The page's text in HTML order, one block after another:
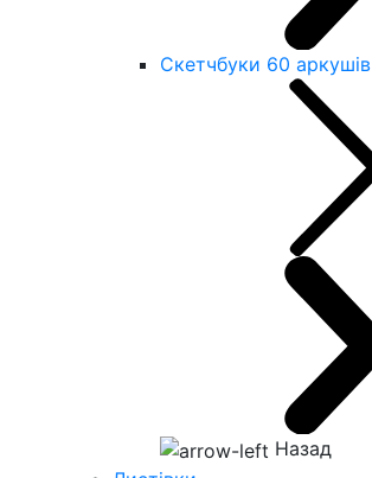
Скетчбуки 60 аркушів
Назад